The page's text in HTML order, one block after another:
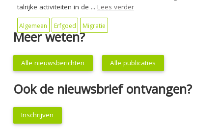
talrijke activiteiten in de ... Lees verder
Algemeen Erfgoed Migratie
Meer weten?
Alle nieuwsberichten Alle publicaties
Ook de nieuwsbrief ontvangen?
Inschrijven